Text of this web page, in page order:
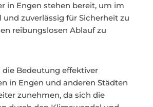
in Engen stehen bereit, um im
und zuverlässig für Sicherheit zu
reibungslosen Ablauf zu
die Bedeutung effektiver
in Engen und anderen Städten
zunehmen, da sich die